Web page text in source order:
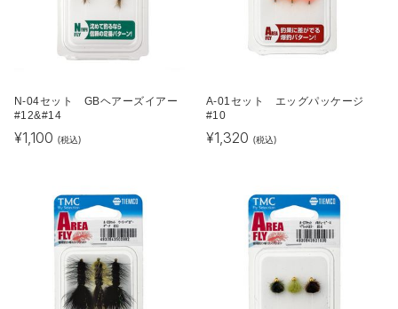
N-04セット GBヘアーズイアー
#12&#14
¥1,100 (税込)
A-01セット エッグパッケージ
#10
¥1,320 (税込)